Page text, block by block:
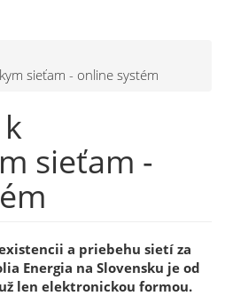
sieťam - online systém
sieťam -
a priebehu sietí za
Energia na Slovensku je od
len elektronickou formou.